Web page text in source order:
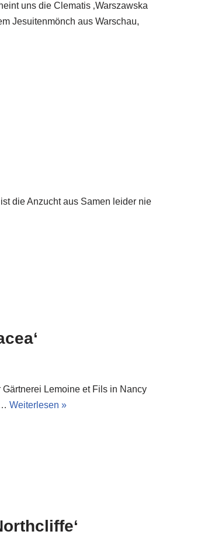
uns die Clematis ‚Warszawska
Jesuitenmönch aus Warschau,
die Anzucht aus Samen leider nie
Lemoine et Fils in Nancy
Weiterlesen »